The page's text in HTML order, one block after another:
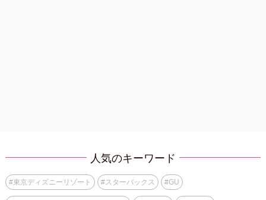
人気のキーワード
#東京ディズニーリゾート #スターバックス #GU